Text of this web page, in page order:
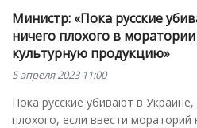
Министр: «Пока русские
ничего плохого в
культурную продукцию»
5 апреля 2023 11:00
Пока русские убивают в
плохого, если ввести мораторий